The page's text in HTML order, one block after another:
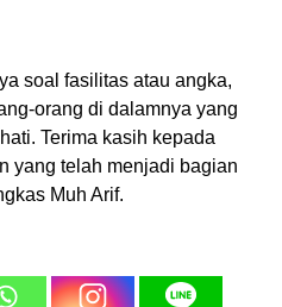
soal fasilitas atau angka,
orang di dalamnya yang
Terima kasih kepada
yang telah menjadi bagian
Muh Arif.